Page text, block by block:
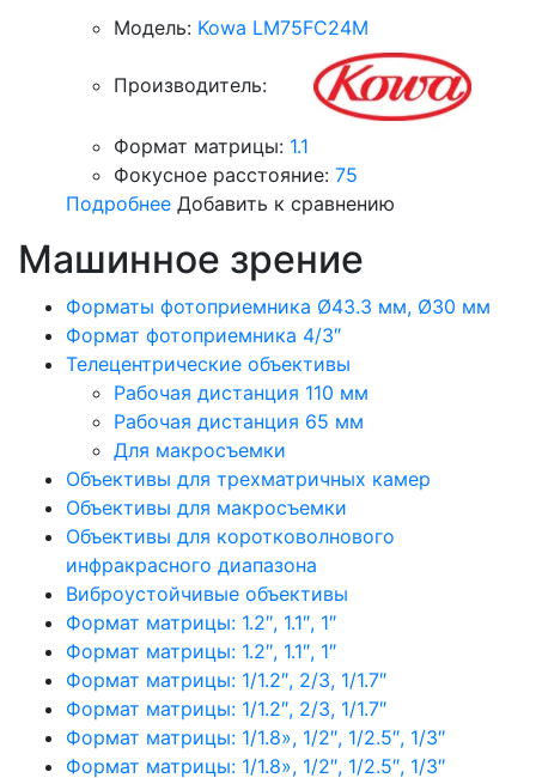
Модель: Kowa LM75FC24M
Производитель:
Формат матрицы: 1.1
Фокусное расстояние: 75
Подробнее Добавить к сравнению
Машинное зрение
Форматы фотоприемника Ø43.3 мм, Ø30 мм
Формат фотоприемника 4/3″
Телецентрические объективы
Рабочая дистанция 110 мм
Рабочая дистанция 65 мм
Для макросъемки
Объективы для трехматричных камер
Объективы для макросъемки
Объективы для коротковолнового
инфракрасного диапазона
Виброустойчивые объективы
Формат матрицы: 1.2″, 1.1″, 1″
Формат матрицы: 1.2″, 1.1″, 1″
Формат матрицы: 1/1.2″, 2/3, 1/1.7″
Формат матрицы: 1/1.2″, 2/3, 1/1.7″
Формат матрицы: 1/1.8», 1/2″, 1/2.5″, 1/3″
Формат матрицы: 1/1.8», 1/2″, 1/2.5″, 1/3″